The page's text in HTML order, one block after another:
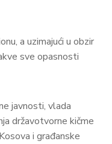
a uzimajući u obzir
sve opasnosti
javnosti, vlada
državotvorne kičme
i građanske